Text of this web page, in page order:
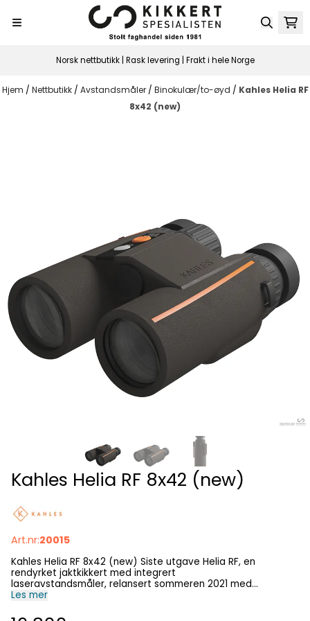
Norsk nettbutikk | Rask levering | Frakt i hele Norge
Hjem / Nettbutikk / Avstandsmåler / Binokulær/to-øyd / Kahles Helia RF
8x42 (new)
Kahles Helia RF 8x42 (new)
Art.nr:20015
Kahles Helia RF 8x42 (new) Siste utgave Helia RF, en
rendyrket jaktkikkert med integrert
laseravstandsmåler, relansert sommeren 2021 med
kraftigere, mer fleksibel avstandsmålerenhet enn
10x42. Til variert jakt kan vi av hensyn til synsfelt,
Les mer